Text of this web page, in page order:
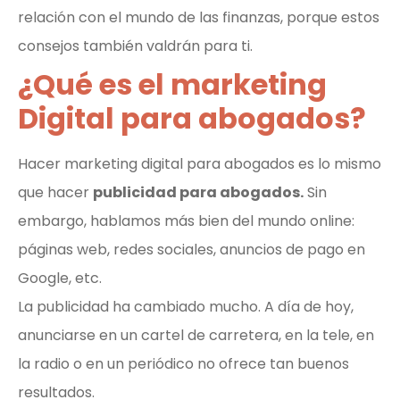
relación con el mundo de las finanzas, porque estos
consejos también valdrán para ti.
¿Qué es el marketing
Digital para abogados?
Hacer marketing digital para abogados es lo mismo
que hacer publicidad para abogados.Sin
embargo, hablamos más bien del mundo online:
páginas web, redes sociales, anuncios de pago en
Google, etc.
La publicidad ha cambiado mucho. A día de hoy,
anunciarse en un cartel de carretera, en la tele, en
la radio o en un periódico no ofrece tan buenos
resultados.